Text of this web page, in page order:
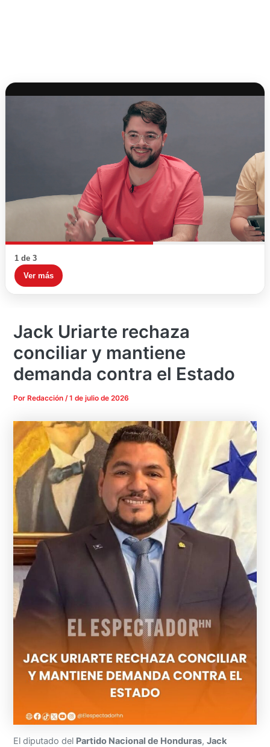
1 de 3
Ver más
Jack Uriarte rechaza
conciliar y mantiene
demanda contra el Estado
Por Redacción/1 de julio de 2026
El diputado del Partido Nacional de Honduras,Jack